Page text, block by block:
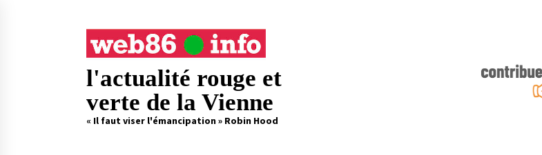
l'actualité rouge et
verte de la Vienne
« Il faut viser l'émancipation » Robin Hood